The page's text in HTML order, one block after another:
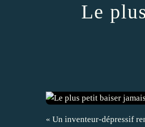
Le
« Un inventeur-dépressif